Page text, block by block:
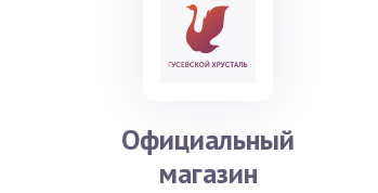
Официальный
магазин